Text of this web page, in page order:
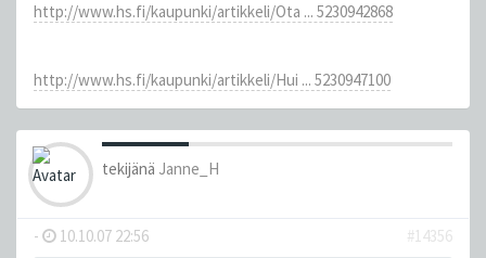
http://www.hs.fi/kaupunki/artikkeli/Ota ... 5230942868
http://www.hs.fi/kaupunki/artikkeli/Hui ... 5230947100
tekijänä Janne_H
- 10.10.07 22:56
#14356